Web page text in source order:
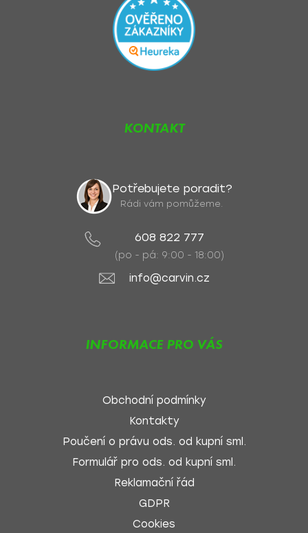
KONTAKT
Potřebujete poradit?
Rádi vám pomůžeme.
608 822 777
(po - pá: 9:00 - 18:00)
info@carvin.cz
INFORMACE PRO VÁS
Obchodní podmínky
Kontakty
Poučení o právu ods. od kupní sml.
Formulář pro ods. od kupní sml.
Reklamační řád
GDPR
Cookies